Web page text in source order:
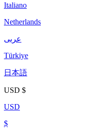
Italiano
Netherlands
عربى
Türkiye
日本語
USD $
USD
$